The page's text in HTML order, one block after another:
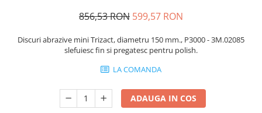
856,53 RON 599,57 RON
Discuri abrazive mini Trizact, diametru 150 mm., P3000 - 3M.02085
slefuiesc fin si pregatesc pentru polish.
LA COMANDA
ADAUGA IN COS